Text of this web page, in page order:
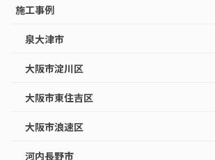
施工事例
泉大津市
大阪市淀川区
大阪市東住吉区
大阪市浪速区
河内長野市